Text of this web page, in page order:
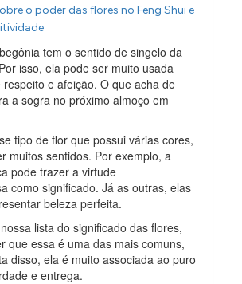
o poder das flores no Feng Shui e
tem o sentido de singelo da
isso, ela pode ser muito usada
respeito e afeição. O que acha de
a sogra no próximo almoço em
tipo de flor que possui várias cores,
muitos sentidos. Por exemplo, a
pode trazer a virtude
como significado. Já as outras, elas
beleza perfeita.
lista do significado das flores,
que essa é uma das mais comuns,
disso, ela é muito associada ao puro
e entrega.